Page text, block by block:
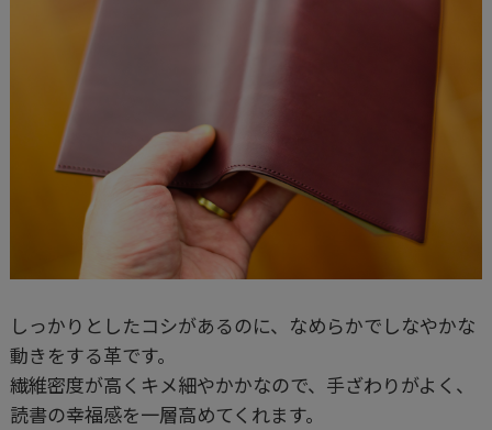
しっかりとしたコシがあるのに、なめらかでしなやかな
動きをする革です。
繊維密度が高くキメ細やかかなので、手ざわりがよく、
読書の幸福感を一層高めてくれます。